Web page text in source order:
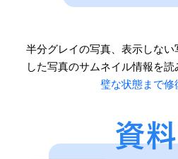
半分グレイの写真、表示しな
した写真のサムネイル情報を読
璧な状態まで修